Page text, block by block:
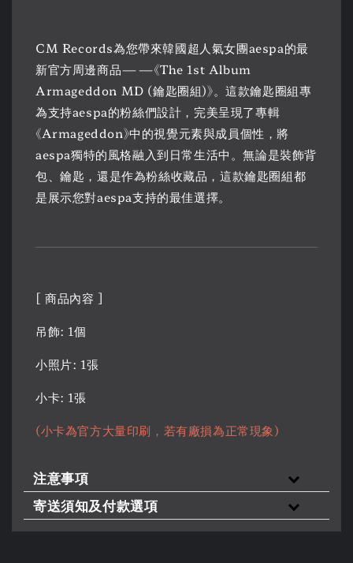
CM Records為您帶來韓國超人氣女團aespa的最
新官方周邊商品——《The 1st Album
Armageddon MD (鑰匙圈組)》。這款鑰匙圈組專
為支持aespa的粉絲們設計，完美呈現了專輯
《Armageddon》中的視覺元素與成員個性，將
aespa獨特的風格融入到日常生活中。無論是裝飾背
包、鑰匙，還是作為粉絲收藏品，這款鑰匙圈組都
是展示您對aespa支持的最佳選擇。
[ 商品內容 ]
吊飾: 1個
小照片: 1張
小卡: 1張
(小卡為官方大量印刷，若有廠損為正常現象)
注意事項
寄送須知及付款選項